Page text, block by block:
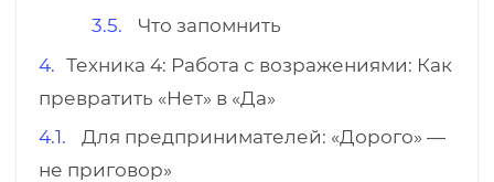
Что запомнить
Техника 4: Работа с возражениями: Как
превратить «Нет» в «Да»
Для предпринимателей: «Дорого» —
не приговор»